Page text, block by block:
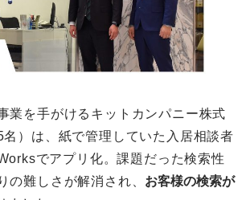
業を手がけるキットカンパニー株式
）は、紙で管理していた入居相談者
でアプリ化。課題だった検索性
の難しさが解消され、 お客様の検索が